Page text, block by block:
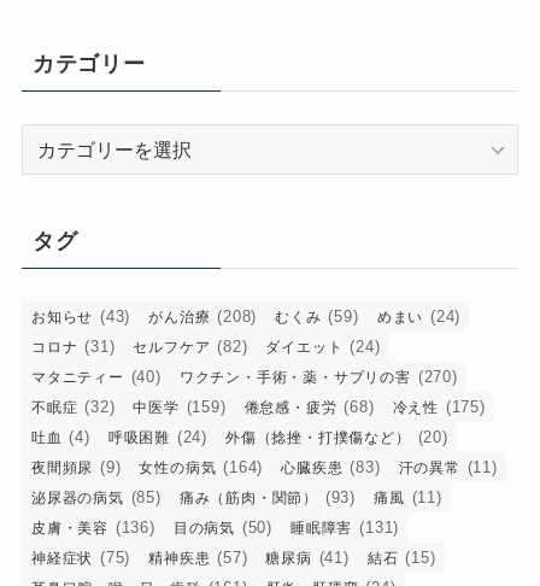
ブ
カテゴリー
ー
タグ
お知らせ (43) がん治療 (208) むくみ (59) めまい (24)
コロナ (31) セルフケア (82) ダイエット (24)
マタニティー (40) ワクチン・手術・薬・サプリの害 (270)
不眠症 (32) 中医学 (159) 倦怠感・疲労 (68) 冷え性 (175)
吐血 (4) 呼吸困難 (24) 外傷（捻挫・打撲傷など） (20)
夜間頻尿 (9) 女性の病気 (164) 心臓疾患 (83) 汗の異常 (11)
泌尿器の病気 (85) 痛み（筋肉・関節） (93) 痛風 (11)
皮膚・美容 (136) 目の病気 (50) 睡眠障害 (131)
神経症状 (75) 精神疾患 (57) 糖尿病 (41) 結石 (15)